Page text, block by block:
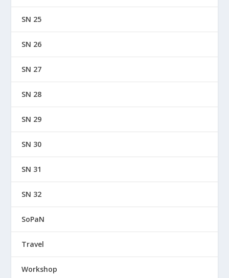
SN 25
SN 26
SN 27
SN 28
SN 29
SN 30
SN 31
SN 32
SoPaN
Travel
Workshop